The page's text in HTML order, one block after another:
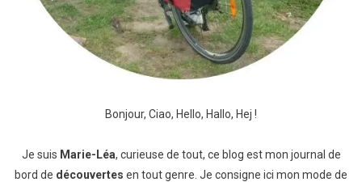
Bonjour, Ciao, Hello, Hallo, Hej !
Je suis Marie-Léa, curieuse de tout, ce blog est mon journal de
bord de découvertes en tout genre. Je consigne ici mon mode de